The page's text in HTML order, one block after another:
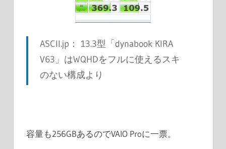
ASCII.jp： 13.3型「dynabook KIRA
V63」はWQHDをフルに使えるスキ
のない構成より
容量も256GBあるのでVAIO Proに一票。